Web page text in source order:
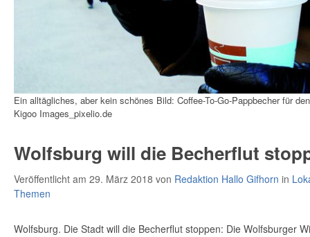
Ein alltägliches, aber kein schönes Bild: Coffee-To-Go-Pappbecher für
Kigoo Images_pixelio.de
Wolfsburg will die Becherflut
Veröffentlicht am 29. März 2018 von Redaktion Hallo Gifhorn in
Themen
Wolfsburg. Die Stadt will die Becherflut stoppen: Die Wolfsburger